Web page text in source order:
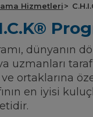
Hizmetleri
dünyanın
uzmanları
ortaklarına
en iyisi